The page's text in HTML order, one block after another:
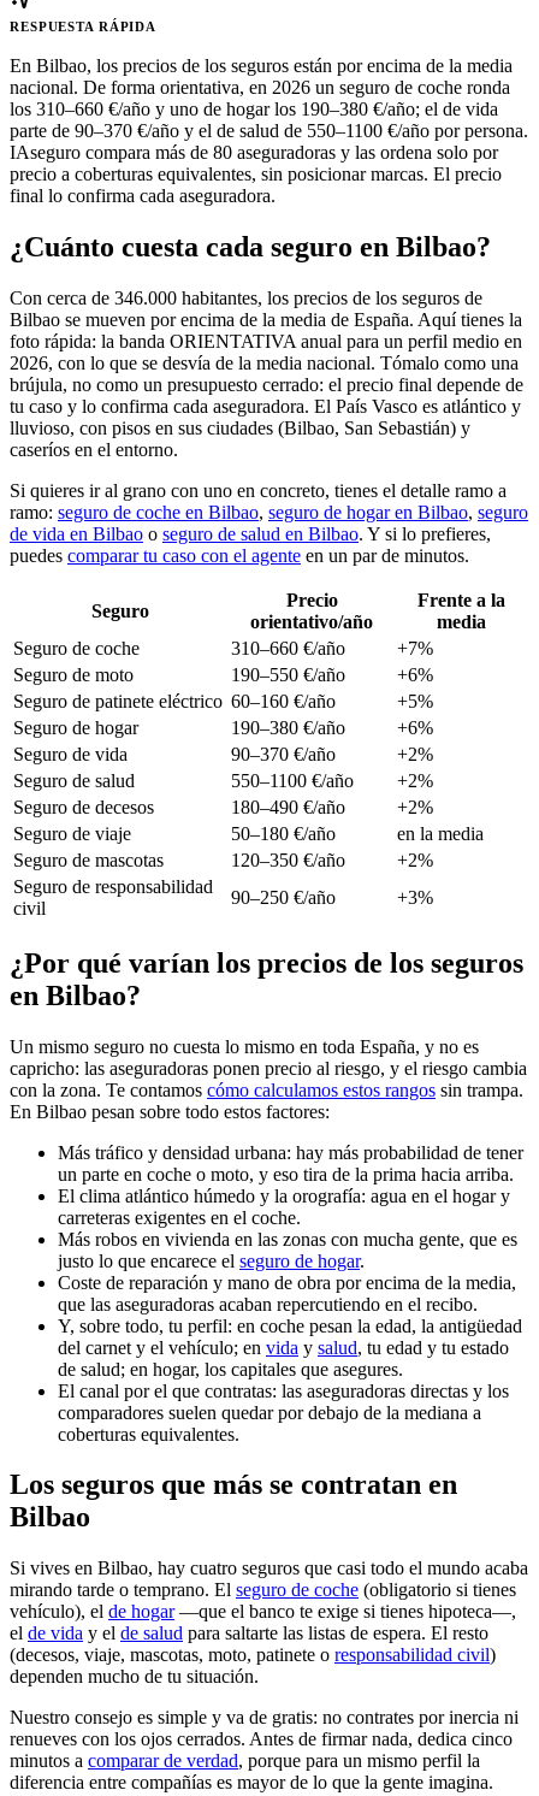
RESPUESTA RÁPIDA
En Bilbao, los precios de los seguros están por encima de la media
nacional. De forma orientativa, en 2026 un seguro de coche ronda
los 310–660 €/año y uno de hogar los 190–380 €/año; el de vida
parte de 90–370 €/año y el de salud de 550–1100 €/año por persona.
IAseguro compara más de 80 aseguradoras y las ordena solo por
precio a coberturas equivalentes, sin posicionar marcas. El precio
final lo confirma cada aseguradora.
¿Cuánto cuesta cada seguro en Bilbao?
Con cerca de 346.000 habitantes, los precios de los seguros de
Bilbao se mueven por encima de la media de España. Aquí tienes la
foto rápida: la banda ORIENTATIVA anual para un perfil medio en
2026, con lo que se desvía de la media nacional. Tómalo como una
brújula, no como un presupuesto cerrado: el precio final depende de
tu caso y lo confirma cada aseguradora. El País Vasco es atlántico y
lluvioso, con pisos en sus ciudades (Bilbao, San Sebastián) y
caseríos en el entorno.
Si quieres ir al grano con uno en concreto, tienes el detalle ramo a
ramo: seguro de coche en Bilbao, seguro de hogar en Bilbao, seguro
de vida en Bilbao o seguro de salud en Bilbao. Y si lo prefieres,
puedes comparar tu caso con el agente en un par de minutos.
Seguro
Precio
orientativo/año
Frente a la
media
Seguro de coche
310–660 €/año
+7%
Seguro de moto
190–550 €/año
+6%
Seguro de patinete eléctrico 60–160 €/año
+5%
Seguro de hogar
190–380 €/año
+6%
Seguro de vida
90–370 €/año
+2%
Seguro de salud
550–1100 €/año
+2%
Seguro de decesos
180–490 €/año
+2%
Seguro de viaje
50–180 €/año
en la media
Seguro de mascotas
120–350 €/año
+2%
Seguro de responsabilidad
civil
90–250 €/año +3%
¿Por qué varían los precios de los seguros
en Bilbao?
Un mismo seguro no cuesta lo mismo en toda España, y no es
capricho: las aseguradoras ponen precio al riesgo, y el riesgo cambia
con la zona. Te contamos cómo calculamos estos rangos sin trampa.
En Bilbao pesan sobre todo estos factores:
Más tráfico y densidad urbana: hay más probabilidad de tener
un parte en coche o moto, y eso tira de la prima hacia arriba.
El clima atlántico húmedo y la orografía: agua en el hogar y
carreteras exigentes en el coche.
Más robos en vivienda en las zonas con mucha gente, que es
justo lo que encarece el seguro de hogar.
Coste de reparación y mano de obra por encima de la media,
que las aseguradoras acaban repercutiendo en el recibo.
Y, sobre todo, tu perfil: en coche pesan la edad, la antigüedad
del carnet y el vehículo; en vida y salud, tu edad y tu estado
de salud; en hogar, los capitales que asegures.
El canal por el que contratas: las aseguradoras directas y los
comparadores suelen quedar por debajo de la mediana a
coberturas equivalentes.
Los seguros que más se contratan en
Bilbao
Si vives en Bilbao, hay cuatro seguros que casi todo el mundo acaba
mirando tarde o temprano. El seguro de coche (obligatorio si tienes
vehículo), el de hogar—que el banco te exige si tienes hipoteca—,
el de vida y el de salud para saltarte las listas de espera. El resto
(decesos, viaje, mascotas, moto, patinete o responsabilidad civil)
dependen mucho de tu situación.
Nuestro consejo es simple y va de gratis: no contrates por inercia ni
renueves con los ojos cerrados. Antes de firmar nada, dedica cinco
minutos a comparar de verdad, porque para un mismo perfil la
diferencia entre compañías es mayor de lo que la gente imagina.